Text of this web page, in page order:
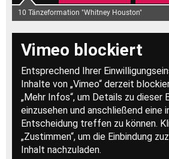
10 Tänzeformation "Whitney Houston"